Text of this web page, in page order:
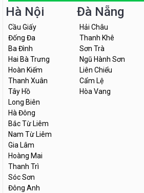
Hà Nội
Cầu Giấy
Đống Đa
Ba Đình
Hai Bà Trưng
Hoàn Kiếm
Thanh Xuân
Tây Hồ
Long Biên
Hà Đông
Bắc Từ Liêm
Nam Từ Liêm
Gia Lâm
Hoàng Mai
Thanh Trì
Sóc Sơn
Đông Anh
Đà Nẵng
Hải Châu
Thanh Khê
Sơn Trà
Ngũ Hành Sơn
Liên Chiểu
Cẩm Lệ
Hòa Vang